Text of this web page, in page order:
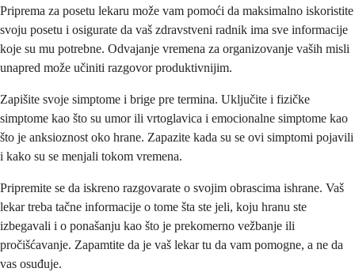
Priprema za posetu lekaru može vam pomoći da maksimalno iskoristite
svoju posetu i osigurate da vaš zdravstveni radnik ima sve informacije
koje su mu potrebne. Odvajanje vremena za organizovanje vaših misli
unapred može učiniti razgovor produktivnijim.
Zapišite svoje simptome i brige pre termina. Uključite i fizičke
simptome kao što su umor ili vrtoglavica i emocionalne simptome kao
što je anksioznost oko hrane. Zapazite kada su se ovi simptomi pojavili
i kako su se menjali tokom vremena.
Pripremite se da iskreno razgovarate o svojim obrascima ishrane. Vaš
lekar treba tačne informacije o tome šta ste jeli, koju hranu ste
izbegavali i o ponašanju kao što je prekomerno vežbanje ili
pročišćavanje. Zapamtite da je vaš lekar tu da vam pomogne, a ne da
vas osuđuje.